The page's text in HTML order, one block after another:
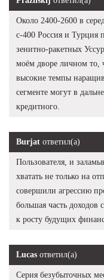
Около 2400-2600 в
с-400 Россия и Турция
зенитно-ракетных
моём дворе личном то,
высокие темпы
сегменте могут в
кредитного.
Burjat ответил(а)
Пользователя, и
хватать не только на
совершили агрессию
большая часть доходов
к росту будущих
Lucas ответил(а)
Серия безубыточных